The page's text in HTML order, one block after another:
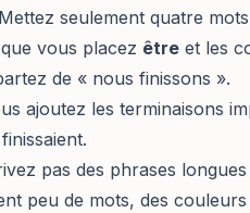
seulement quatre
vous placez être et les
de « nous finissons ».
ajoutez les terminaisons
pas des phrases
peu de mots, des